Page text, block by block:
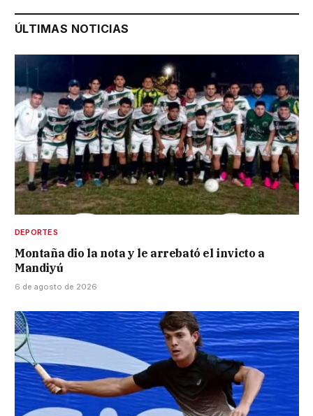
ÚLTIMAS NOTICIAS
DEPORTES
Montaña dio la nota y le arrebató el invicto a
Mandiyú
6 de agosto de 2026